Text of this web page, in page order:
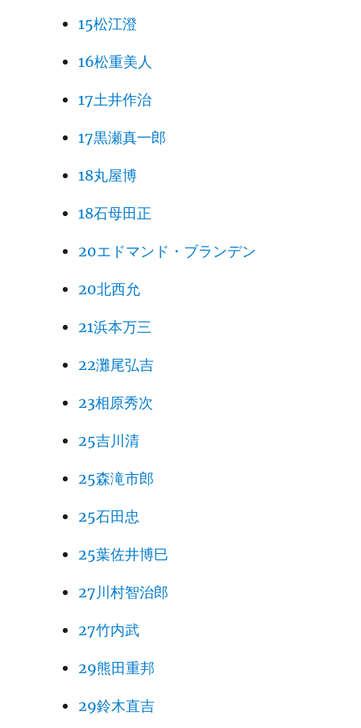
15松江澄
16松重美人
17土井作治
17黒瀬真一郎
18丸屋博
18石母田正
20エドマンド・ブランデン
20北西允
21浜本万三
22灘尾弘吉
23相原秀次
25吉川清
25森滝市郎
25石田忠
25葉佐井博巳
27川村智治郎
27竹内武
29熊田重邦
29鈴木直吉